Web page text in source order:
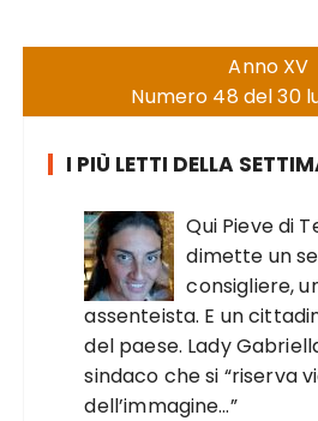
Anno XV
Numero 48 del 30
I PIÙ LETTI DELLA
Qui Pieve di
dimette un
consigliere,
assenteista. E un
del paese. Lady
sindaco che si “riserva
dell’immagine…”